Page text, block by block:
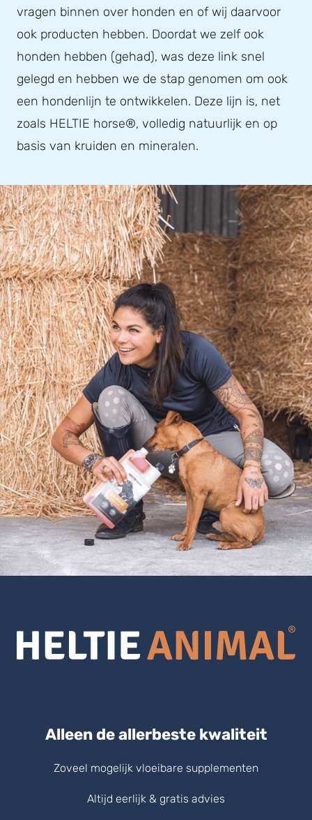
vragen binnen over honden en of wij daarvoor
ook producten hebben. Doordat we zelf ook
honden hebben (gehad), was deze link snel
gelegd en hebben we de stap genomen om ook
een hondenlijn te ontwikkelen. Deze lijn is, net
zoals HELTIE horse®, volledig natuurlijk en op
basis van kruiden en mineralen.
Alleen de allerbeste kwaliteit
Zoveel mogelijk vloeibare supplementen
Altijd eerlijk & gratis advies